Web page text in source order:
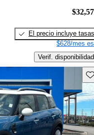
El precio incluye tasas
$628/mes
Verif. disponibilidad